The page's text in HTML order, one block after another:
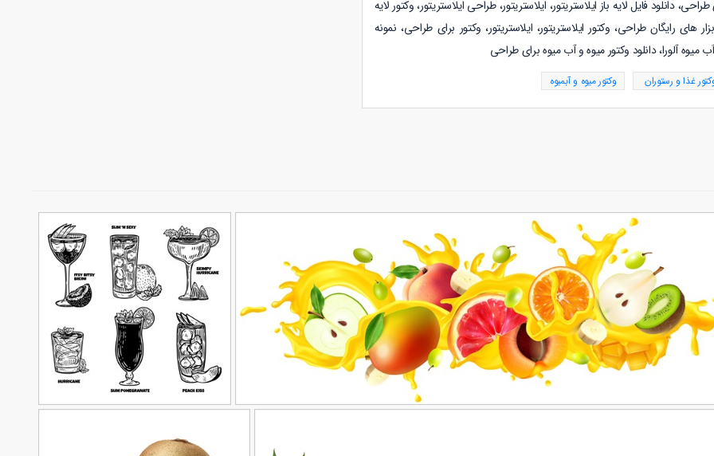
دانلود فایل لایه باز ایلاستریتور، ایلاستریتور، طراحی ایلاستریتور، وکتور لایه
های رایگان طراحی، وکتور ایلاستریتور، ایلاستریتور، وکتور برای طراحی، نمونه
میوه آلورا، دانلود وکتور میوه و آب میوه برای طراحی
غذا و رستوران وکتور میوه و آبمیوه
وکتور آبمیوه نقاشی شده